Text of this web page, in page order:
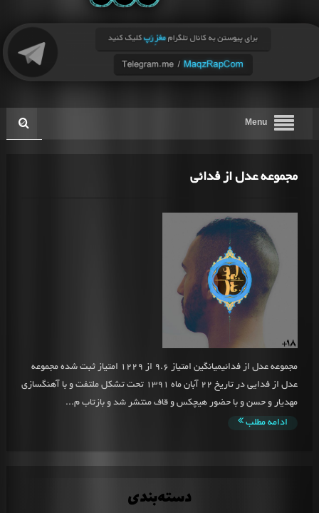
Menu
مجموعه عدل از فدائی
مجموعه عدل از فدائیمیانگین امتیاز 9.6 از 1229 امتیاز ثبت شده مجموعه
عدل از فدایی در تاریخ 22 آبان ماه ۱۳۹۱ تحت تشکل ملتفت و با آهنگسازی
مهدیار و حسن و با حضور هیچکس و قاف منتشر شد و بازتاب م...
ادامه مطلب
دسته‌بندی